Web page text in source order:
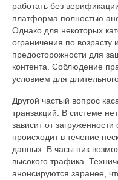
работать без
платформа полностью
Однако для некоторых
ограничения по
предосторожности для
контента. Соблюдение
условием для
Другой частый вопрос
транзакций. В системе
зависит от
происходит в течение
данных. В часы пик
высокого трафика.
анонсируются заранее,